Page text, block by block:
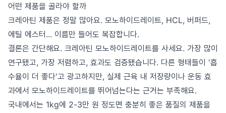
어떤 제품을 골라야 할까
크레아틴 제품은 정말 많아요. 모노하이드레이트, HCL, 버퍼드,
에틸 에스터... 이름만 들어도 복잡합니다.
결론은 간단해요. 크레아틴 모노하이드레이트를 사세요. 가장 많이
연구됐고, 가장 저렴하고, 효과도 검증됐습니다. 다른 형태들이 '흡
수율이 더 좋다'고 광고하지만, 실제 근육 내 저장량이나 운동 효
과에서 모노하이드레이트를 뛰어넘는다는 근거는 부족해요.
국내에서는 1kg에 2-3만 원 정도면 충분히 좋은 품질의 제품을